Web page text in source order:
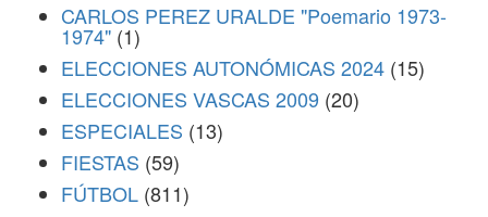
CARLOS PEREZ URALDE "Poemario 1973-
1974" (1)
ELECCIONES AUTONÓMICAS 2024 (15)
ELECCIONES VASCAS 2009 (20)
ESPECIALES (13)
FIESTAS (59)
FÚTBOL (811)